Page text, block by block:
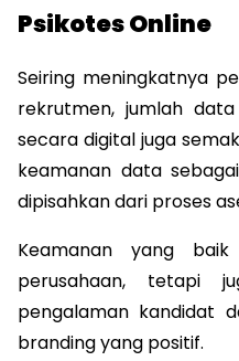
Psikotes Online
Seiring meningkatnya
rekrutmen, jumlah
secara digital juga
keamanan data
dipisahkan dari proses
Keamanan yang
perusahaan, tetapi
pengalaman kandidat
branding yang positif.